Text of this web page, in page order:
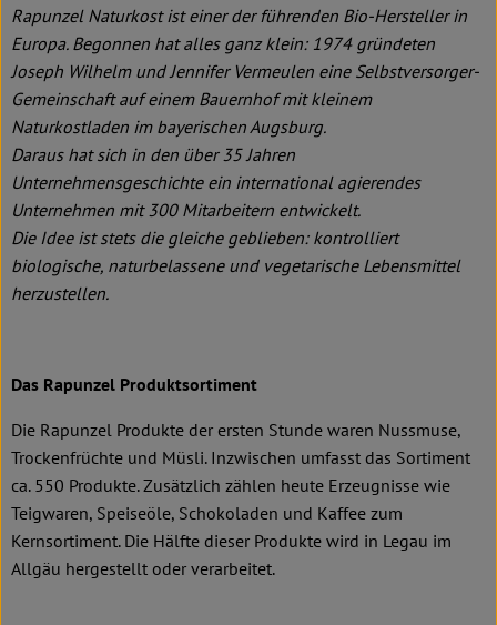
Rapunzel Naturkost ist einer der führenden Bio-Hersteller in
Europa. Begonnen hat alles ganz klein: 1974 gründeten
Joseph Wilhelm und Jennifer Vermeulen eine Selbstversorger-
Gemeinschaft auf einem Bauernhof mit kleinem
Naturkostladen im bayerischen Augsburg.
Daraus hat sich in den über 35 Jahren
Unternehmensgeschichte ein international agierendes
Unternehmen mit 300 Mitarbeitern entwickelt.
Die Idee ist stets die gleiche geblieben: kontrolliert
biologische, naturbelassene und vegetarische Lebensmittel
herzustellen.
Das Rapunzel Produktsortiment
Die Rapunzel Produkte der ersten Stunde waren Nussmuse,
Trockenfrüchte und Müsli. Inzwischen umfasst das Sortiment
ca. 550 Produkte. Zusätzlich zählen heute Erzeugnisse wie
Teigwaren, Speiseöle, Schokoladen und Kaffee zum
Kernsortiment. Die Hälfte dieser Produkte wird in Legau im
Allgäu hergestellt oder verarbeitet.